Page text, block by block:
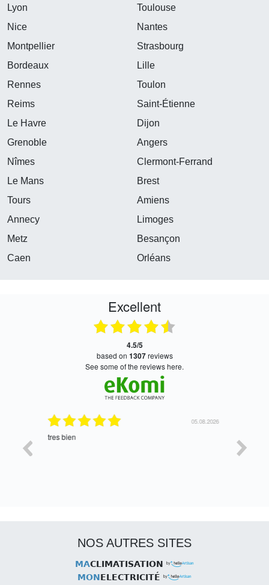
Lyon
Toulouse
Nice
Nantes
Montpellier
Strasbourg
Bordeaux
Lille
Rennes
Toulon
Reims
Saint-Étienne
Le Havre
Dijon
Grenoble
Angers
Nîmes
Clermont-Ferrand
Le Mans
Brest
Tours
Amiens
Annecy
Limoges
Metz
Besançon
Caen
Orléans
Excellent
4.5/5
based on 1307reviews
see some of the reviews here.
05.08.2026
tres bien
NOS AUTRES SITES
MACLIMATISATION
MONELECTRICITÉ